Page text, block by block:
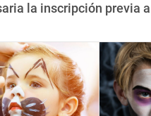
la inscripción previa